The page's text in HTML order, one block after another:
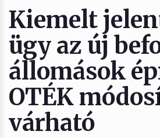
Kiemelt
ügy az új
állomások
OTÉK
várható